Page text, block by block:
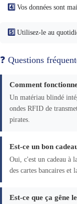
4️⃣ Vos données sont
5️⃣ Utilisez-le au
❓ Questions
Comment
Un matériau blindé
ondes RFID de
pirates.
Est-ce un bon
Oui, c'est un cadeau à
des cartes bancaires et
Est-ce que ça gêne